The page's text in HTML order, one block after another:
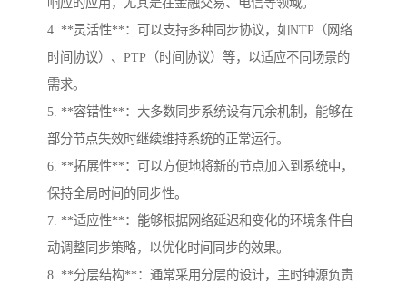
响应的应用，尤其是在金融交易、电信等领域。
4. **灵活性**：可以支持多种同步协议，如NTP（网络
时间协议）、PTP（时间协议）等，以适应不同场景的
需求。
5. **容错性**：大多数同步系统设有冗余机制，能够在
部分节点失效时继续维持系统的正常运行。
6. **拓展性**：可以方便地将新的节点加入到系统中，
保持全局时间的同步性。
7. **适应性**：能够根据网络延迟和变化的环境条件自
动调整同步策略，以优化时间同步的效果。
8. **分层结构**：通常采用分层的设计，主时钟源负责